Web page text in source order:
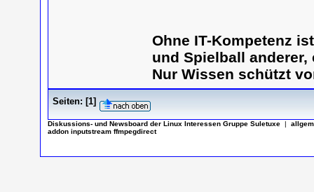
Ohne IT-Kompetenz
und Spielball anderer,
Nur Wissen schützt
Seiten: [1]
Diskussions- und Newsboard der Linux Interessen Gruppe Suletuxe |
addon inputstream ffmpegdirect